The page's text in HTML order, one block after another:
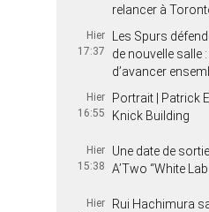
relancer à
Hier
17:37
Les Spurs
de nouvelle salle
d’avancer
Hier
16:55
Portrait | Patrick
Knick Building
Hier
15:38
Une date de
A’Two “White
Hier
Rui Hachimura